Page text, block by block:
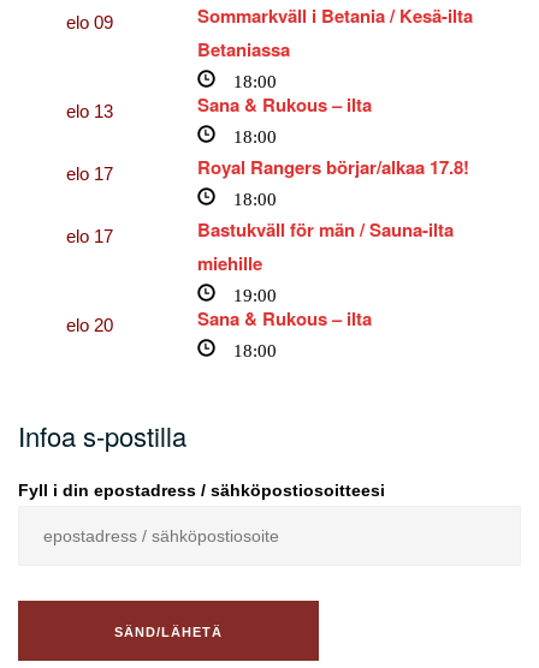
elo09
Sommarkväll i Betania / Kesä-ilta
Betaniassa
18:00
elo 13 Sana & Rukous – ilta
18:00
elo 17 Royal Rangers börjar/alkaa 17.8!
18:00
elo 17
Bastukväll för män / Sauna-ilta
miehille
19:00
elo 20 Sana & Rukous – ilta
18:00
Infoa s-postilla
Fyll i din epostadress / sähköpostiosoitteesi